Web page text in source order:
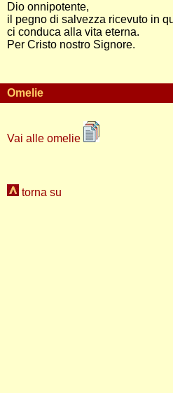
Dio onnipotente,
il pegno di salvezza ricevuto in
ci conduca alla vita eterna.
Per Cristo nostro Signore.
Omelie
Vai alle omelie
torna su